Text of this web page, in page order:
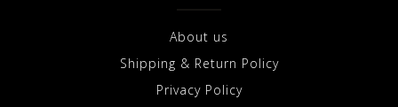
About us
Shipping & Return Policy
Privacy Policy